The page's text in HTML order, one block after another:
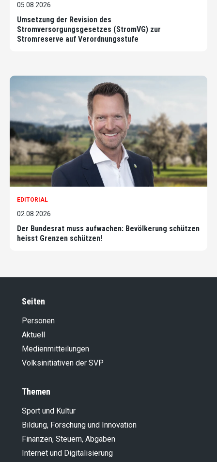
05.08.2026
Umsetzung der Revision des
Stromversorgungsgesetzes (StromVG) zur
Stromreserve auf Verordnungsstufe
EDITORIAL
02.08.2026
Der Bundesrat muss aufwachen: Bevölkerung schützen
heisst Grenzen schützen!
Seiten
Personen
Aktuell
Medienmitteilungen
Volksinitiativen der SVP
Themen
Sport und Kultur
Bildung, Forschung und Innovation
Finanzen, Steuern, Abgaben
Internet und Digitalisierung